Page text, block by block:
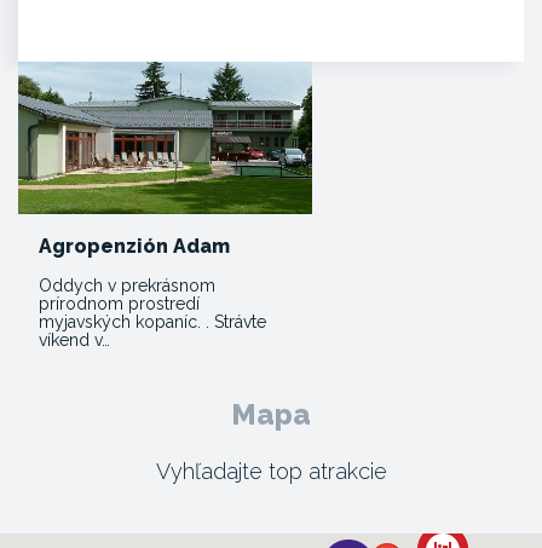
Agropenzión Adam
Oddych v prekrásnom
prírodnom prostredí
myjavských kopaníc. . Strávte
víkend v…
Mapa
Vyhľadajte top atrakcie